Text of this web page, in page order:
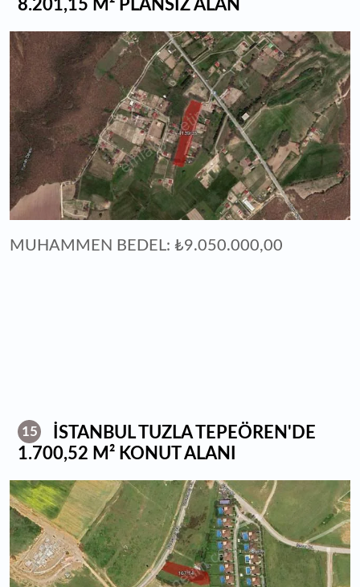
8.201,15 M² PLANSIZ ALAN
MUHAMMEN BEDEL: ₺9.050.000,00
15
İSTANBUL TUZLA TEPEÖREN'DE
1.700,52 M² KONUT ALANI